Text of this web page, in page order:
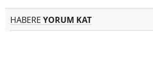
HABERE YORUM KAT